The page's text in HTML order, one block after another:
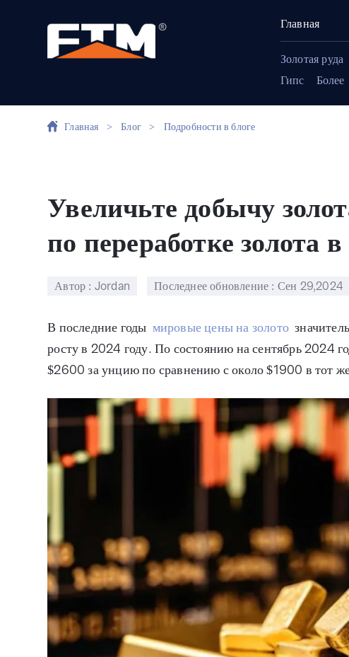
Главная
Золотая руда
Гипс
Более
Главная > Блог > Подробности в блоге
Увеличьте добычу
по переработке золота
Автор : Jordan Последнее обновление : Сен 29,2024
В последние годы мировые цены на золото
росту в 2024 году. По состоянию на сентябрь 2024
$2600 за унцию по сравнению с около $1900 в тот